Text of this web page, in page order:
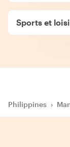
Sports et
Philippines ›